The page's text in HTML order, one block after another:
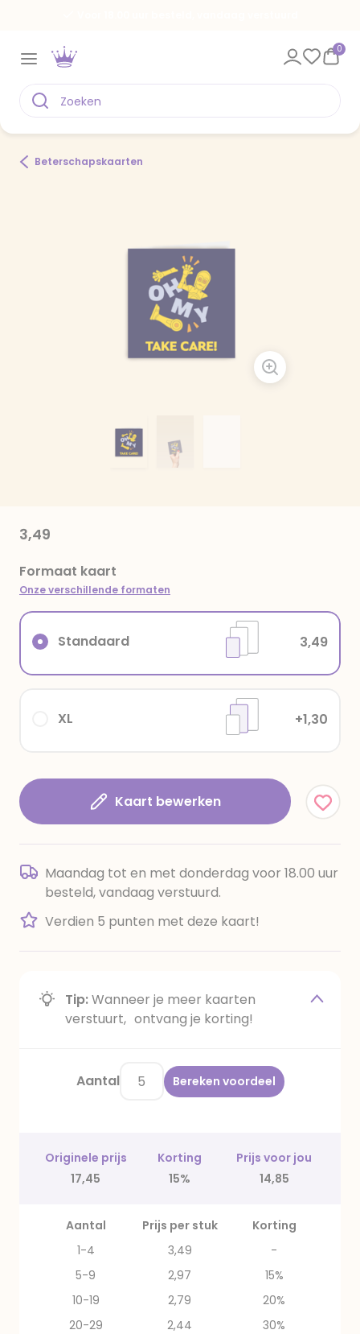
0
Beterschapskaarten
3,49
Formaat kaart
Onze verschillende formaten
XL +1,30
Standaard 3,49
Kaart bewerken
Maandag tot en met donderdag voor 18.00 uur
besteld, vandaag verstuurd.
Verdien 5 punten met deze kaart!
Tip:Wanneer je meer kaarten
verstuurt, ontvang je korting!
Aantal Bereken voordeel
Originele prijs Korting
Prijs voor jou
17,45
15% 14,85
Aantal Prijs per stuk
Korting
1-4
3,49
-
5-9
2,97
15%
10-19
2,79
20%
20-29
2,44
30%